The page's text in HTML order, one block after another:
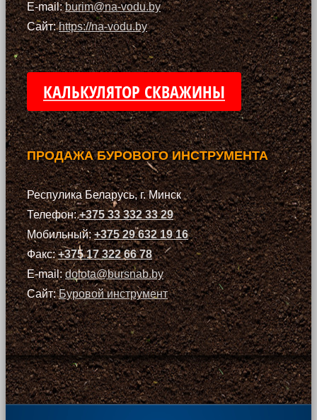
E-mail:burim@na-vodu.by
Сайт:https://na-vodu.by
КАЛЬКУЛЯТОР СКВАЖИНЫ
ПРОДАЖА БУРОВОГО ИНСТРУМЕНТА
Респулика Беларусь, г. Минск
Телефон:+375 33 332 33 29
Мобильный:+375 29 632 19 16
Факс:+375 17 322 66 78
E-mail:dolota@bursnab.by
Сайт:Буровой инструмент